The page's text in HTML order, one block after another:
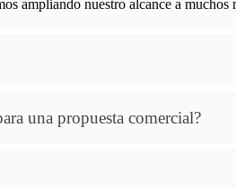
ampliando nuestro alcance a muchos
una propuesta comercial?